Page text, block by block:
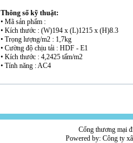
Thông số kỹ thuật:
• Mã sản phẩm :
• Kích thước : (W)194 x (L)1215 x (H)8.3
• Trọng lượng/m2 : 1,7kg
• Cường độ chịu tải : HDF - E1
• Kích thước : 4,2425 tấm/m2
• Tính năng : AC4
Cổng thương mại
Powered by: Công ty